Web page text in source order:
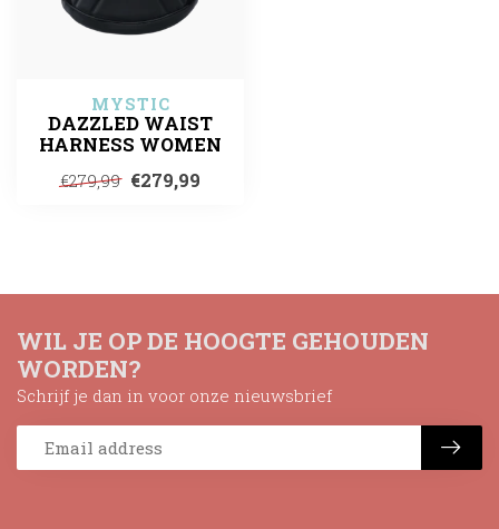
MYSTIC
DAZZLED WAIST
HARNESS WOMEN
€279,99 €279,99
WIL JE OP DE HOOGTE GEHOUDEN
WORDEN?
Schrijf je dan in voor onze nieuwsbrief